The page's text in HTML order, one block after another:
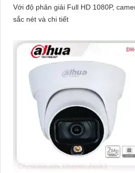
Với độ phân giải Full HD 1080P,
sắc nét và chi tiết